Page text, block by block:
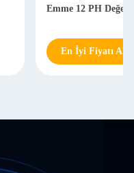
Emme 12 PH Değeri
En İyi Fiyatı Alın